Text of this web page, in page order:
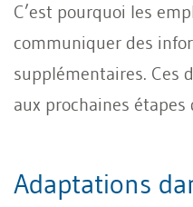
C’est pourquoi les
communiquer des
supplémentaires. Ces
aux prochaines étapes
Adaptations